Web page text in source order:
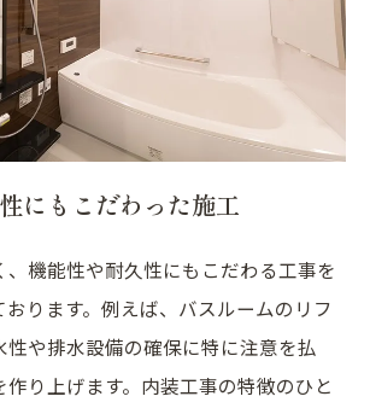
にもこだわった施工
、機能性や耐久性にもこだわる工事を
ります。例えば、バスルームのリフ
性や排水設備の確保に特に注意を払
作り上げます。内装工事の特徴のひと